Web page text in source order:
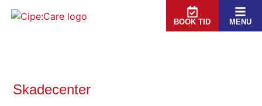
BOOK TID MENU
Skadecenter